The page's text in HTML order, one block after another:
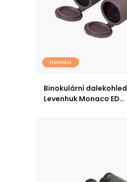
Novinka
Binokulární dalekohled
Levenhuk Monaco ED